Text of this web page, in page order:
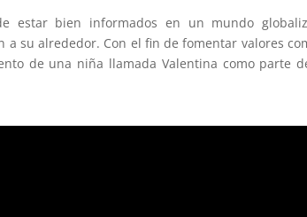
estar bien informados en un mundo
su alrededor. Con el fin de fomentar valores
de una niña llamada Valentina como parte